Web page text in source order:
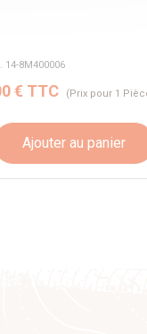
14-8M400006
€ TTC (Prix pour 1
Ajouter au panier